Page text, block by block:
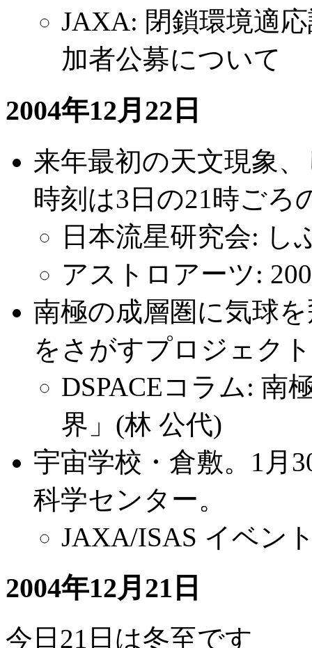
JAXA: 閉鎖環境適
加者公募について
2004年12月22日
来年最初の天文現象
時刻は3日の21時ごろ
日本流星研究会: し
アストロアーツ:
南極の成層圏に気球
をさがすプロジェク
DSPACEコラム: 南
界」(林 公代)
宇宙学校・倉敷。1
科学センター。
JAXA/ISAS イベン
2004年12月21日
今日21日は冬至です